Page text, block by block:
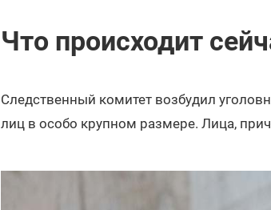
Что происходит
Следственный комитет возбудил
лиц в особо крупном размере. Лица,